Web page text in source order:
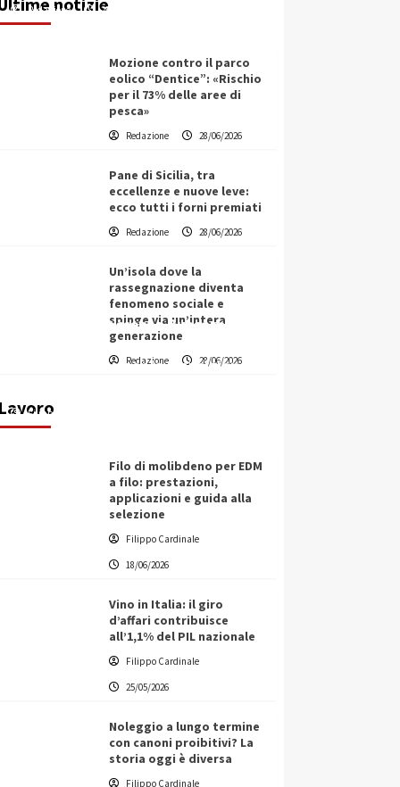
Redazione 28/06/2026
Mozione contro il parco
eolico “Dentice”: «Rischio
per il 73% delle aree di
pesca»
Redazione 28/06/2026
Pane di Sicilia, tra
eccellenze e nuove leve:
ecco tutti i forni premiati
Redazione 28/06/2026
Un’isola dove la
rassegnazione diventa
fenomeno sociale e
spinge via un’intera
generazione
Redazione 28/06/2026
Lavoro
L’ingegnere saccense Buscarnera
partner chiave di un progetto
transnazionale per la transizione
Filippo Cardinale
Filo di molibdeno per EDM
a filo: prestazioni,
applicazioni e guida alla
selezione
Filippo Cardinale
18/06/2026
Vino in Italia: il giro
d’affari contribuisce
all’1,1% del PIL nazionale
Filippo Cardinale
25/05/2026
Noleggio a lungo termine
con canoni proibitivi? La
storia oggi è diversa
Filippo Cardinale